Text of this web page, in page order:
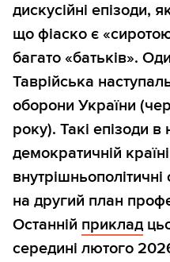
дискусійні епізоди,
що фіаско є
багато «батьків».
Таврійська
оборони України
року). Такі епізоди в
демократичній
на другий план
Останній приклад
середині лютого